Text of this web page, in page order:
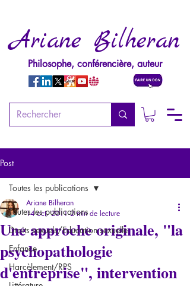
Ariane Bilheran
Philosophe, conférencière, auteur
Post
Toutes les publications
Droits sexuels/Education sexuelle
Enfance
Harcèlement/RPS
Toutes les publications
Une approche originale, "la
psychopathologie
d'entreprise", intervention
Ariane Bilheran
14 oct. 2011 2 min de lecture